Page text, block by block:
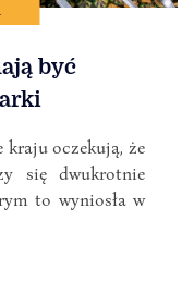
być
kraju oczekują, że
się dwukrotnie
to wyniosła w